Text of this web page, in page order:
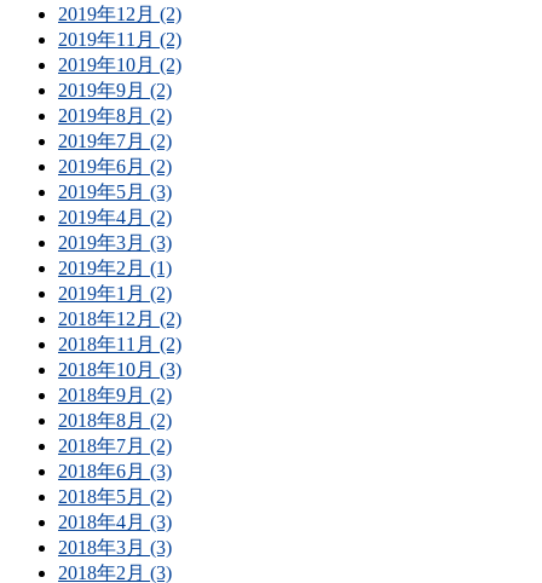
2019年12月 (2)
2019年11月 (2)
2019年10月 (2)
2019年9月 (2)
2019年8月 (2)
2019年7月 (2)
2019年6月 (2)
2019年5月 (3)
2019年4月 (2)
2019年3月 (3)
2019年2月 (1)
2019年1月 (2)
2018年12月 (2)
2018年11月 (2)
2018年10月 (3)
2018年9月 (2)
2018年8月 (2)
2018年7月 (2)
2018年6月 (3)
2018年5月 (2)
2018年4月 (3)
2018年3月 (3)
2018年2月 (3)